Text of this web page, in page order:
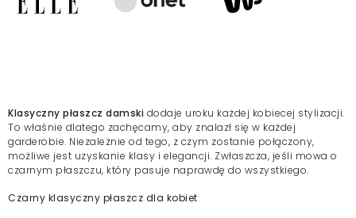
Klasyczny płaszcz damski dodaje uroku każdej kobiecej stylizacji.
To właśnie dlatego zachęcamy, aby znalazł się w każdej
garderobie. Niezależnie od tego, z czym zostanie połączony,
możliwe jest uzyskanie klasy i elegancji. Zwłaszcza, jeśli mowa o
czarnym płaszczu, który pasuje naprawdę do wszystkiego.
Czarny klasyczny płaszcz dla kobiet